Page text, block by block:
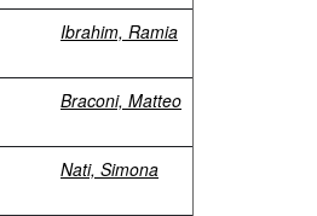
Ibrahim, Ramia
Braconi, Matteo
Nati, Simona